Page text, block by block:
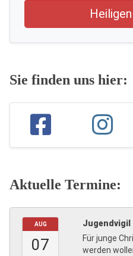
Sie finden uns hier:
Aktuelle Termine:
AUG
07
Jugendvigil
Für junge
werden